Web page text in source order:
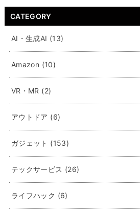
CATEGORY
AI・生成AI (13)
Amazon (10)
VR・MR (2)
アウトドア (6)
ガジェット (153)
テックサービス (26)
ライフハック (6)